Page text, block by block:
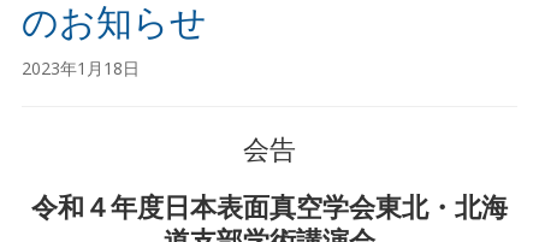
のお知らせ
2023年1月18日
会告
令和４年度日本表面真空学会東北・北海